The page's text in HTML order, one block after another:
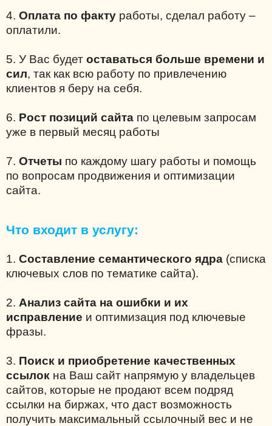
4. Оплата по факту работы, сделал работу –
оплатили.
5. У Вас будет оставаться больше времени и
сил, так как всю работу по привлечению
клиентов я беру на себя.
6. Рост позиций сайта по целевым запросам
уже в первый месяц работы
7. Отчеты по каждому шагу работы и помощь
по вопросам продвижения и оптимизации
сайта.
Что входит в услугу:
1. Составление семантического ядра (списка
ключевых слов по тематике сайта).
2. Анализ сайта на ошибки и их
исправление и оптимизация под ключевые
фразы.
3. Поиск и приобретение качественных
ссылок на Ваш сайт напрямую у владельцев
сайтов, которые не продают всем подряд
ссылки на биржах, что даст возможность
получить максимальный ссылочный вес и не